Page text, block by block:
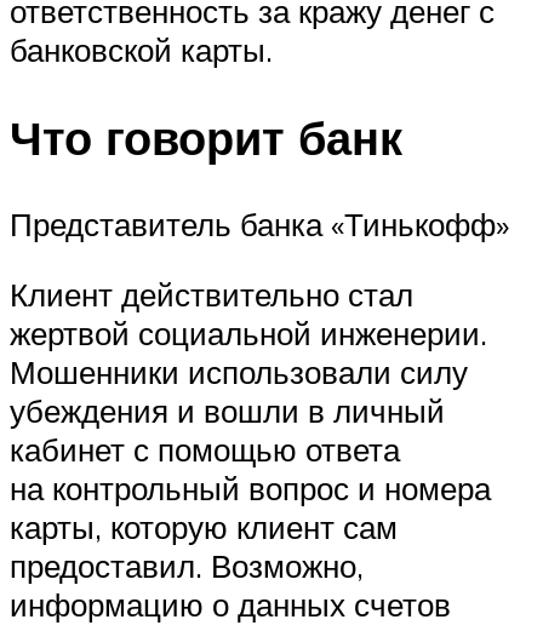
ответственность за кражу денег с
банковской карты.
Что говорит банк
Представитель банка «Тинькофф»
Клиент действительно стал
жертвой социальной инженерии.
Мошенники использовали силу
убеждения и вошли в личный
кабинет с помощью ответа
на контрольный вопрос и номера
карты, которую клиент сам
предоставил. Возможно,
информацию о данных счетов